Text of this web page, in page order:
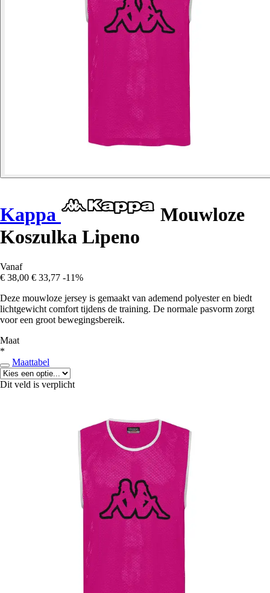
Kappa
Mouwloze
Koszulka Lipeno
Vanaf
€ 38,00 € 33,77 -11%
Deze mouwloze jersey is gemaakt van ademend polyester en biedt
lichtgewicht comfort tijdens de training. De normale pasvorm zorgt
voor een groot bewegingsbereik.
Maat
*
Maattabel
Dit veld is verplicht